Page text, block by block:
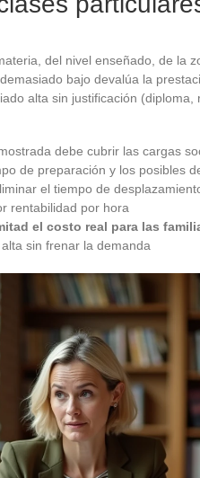
del nivel enseñado, de la
bajo devalúa la
alta sin justificación
debe cubrir las cargas
de preparación y los posibles
el tiempo de
rentabilidad por hora
el costo real para las
sin frenar la demanda